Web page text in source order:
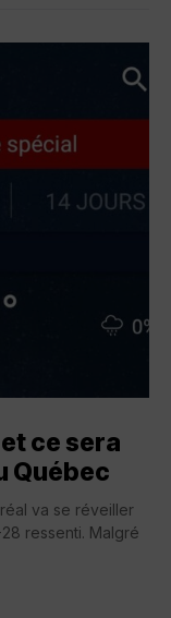
ce sera
Québec
va se réveiller
ressenti. Malgré